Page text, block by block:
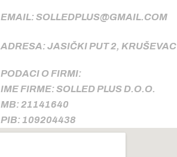
EMAIL: SOLLEDPLUS@GMAIL.COM
ADRESA: JASIČKI PUT 2, KRUŠEVAC
PODACI O FIRMI:
IME FIRME: SOLLED PLUS D.O.O.
MB: 21141640
PIB: 109204438